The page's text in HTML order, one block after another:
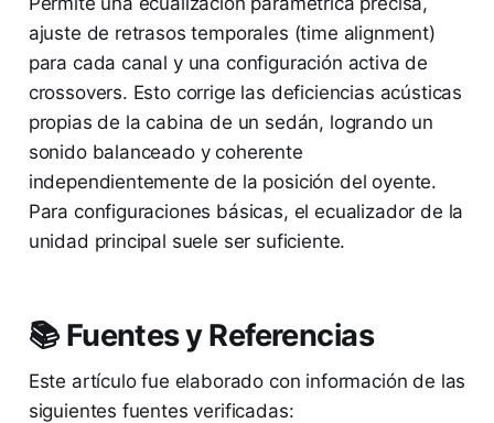
ajuste de retrasos temporales (time alignment)
para cada canal y una configuración activa de
crossovers. Esto corrige las deficiencias acústicas
propias de la cabina de un sedán, logrando un
sonido balanceado y coherente
independientemente de la posición del oyente.
Para configuraciones básicas, el ecualizador de la
unidad principal suele ser suficiente.
📚 Fuentes y Referencias
Este artículo fue elaborado con información de las
siguientes fuentes verificadas: